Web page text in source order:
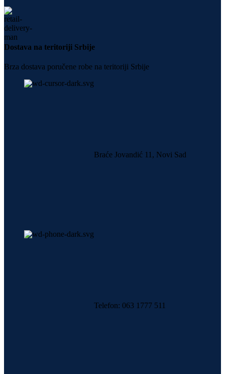
Dostava na teritoriji Srbije
Brza dostava poručene robe na teritoriji Srbije
Braće Jovandić 11, Novi Sad
Telefon: 063 1777 511